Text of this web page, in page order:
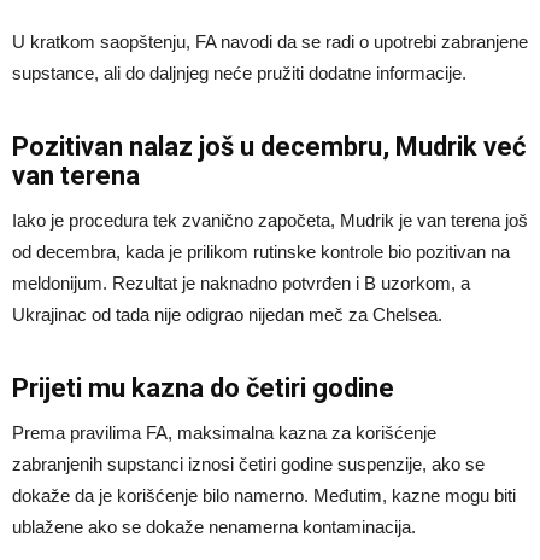
U kratkom saopštenju, FA navodi da se radi o upotrebi zabranjene
supstance, ali do daljnjeg neće pružiti dodatne informacije.
Pozitivan nalaz još u decembru, Mudrik već
van terena
Iako je procedura tek zvanično započeta, Mudrik je van terena još
od decembra, kada je prilikom rutinske kontrole bio pozitivan na
meldonijum. Rezultat je naknadno potvrđen i B uzorkom, a
Ukrajinac od tada nije odigrao nijedan meč za Chelsea.
Prijeti mu kazna do četiri godine
Prema pravilima FA, maksimalna kazna za korišćenje
zabranjenih supstanci iznosi četiri godine suspenzije, ako se
dokaže da je korišćenje bilo namerno. Međutim, kazne mogu biti
ublažene ako se dokaže nenamerna kontaminacija.